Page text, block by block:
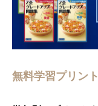
無料学習プリン